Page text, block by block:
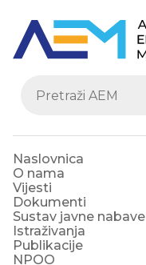
Naslovnica
O nama
Vijesti
Dokumenti
Sustav javne nabave
Istraživanja
Publikacije
NPOO